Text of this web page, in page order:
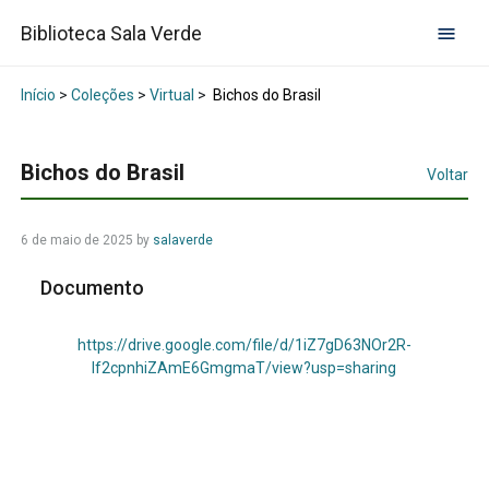
Biblioteca Sala Verde
Início > Coleções > Virtual > Bichos do Brasil
Bichos do Brasil Voltar
6 de maio de 2025 by salaverde
Documento
https://drive.google.com/file/d/1iZ7gD63NOr2R-
lf2cpnhiZAmE6GmgmaT/view?usp=sharing